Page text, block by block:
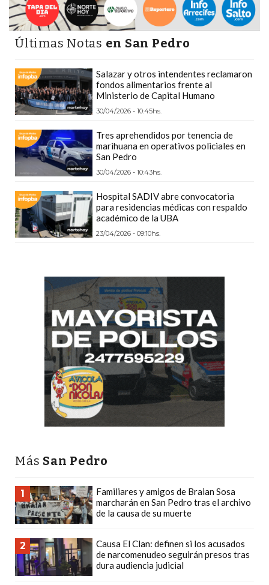
Y
DELIVERIES
CREAR
TIENDA
ONLINE:
¿CUÁL
ES
LA
MEJOR
PLATAFORMA?
LA
TIENDA
ONLINE
RECOMIENDAN
VENDER
WHATSAPP
COMISIÓN
ONLINE
COMISIÓN
POR
VENTA
POR
QUÉ
CADA
Últimas Notas en San Pedro
Salazar y otros intendentes reclamaron
fondos alimentarios frente al
Ministerio de Capital Humano
30/04/2026 - 10:45hs.
Tres aprehendidos por tenencia de
marihuana en operativos policiales en
San Pedro
30/04/2026 - 10:43hs.
Hospital SADIV abre convocatoria
para residencias médicas con respaldo
académico de la UBA
23/04/2026 - 09:10hs.
Más San Pedro
1
Familiares y amigos de Braian Sosa
marcharán en San Pedro tras el archivo
de la causa de su muerte
2
Causa El Clan: definen si los acusados
de narcomenudeo seguirán presos tras
dura audiencia judicial